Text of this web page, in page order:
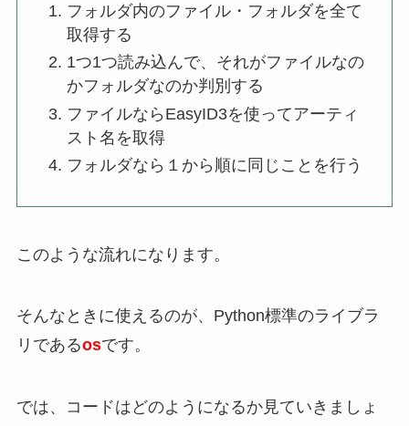
フォルダ内のファイル・フォルダを全て
取得する
1つ1つ読み込んで、それがファイルなの
かフォルダなのか判別する
ファイルならEasyID3を使ってアーティ
スト名を取得
フォルダなら１から順に同じことを行う
このような流れになります。
そんなときに使えるのが、Python標準のライブラ
リであるosです。
では、コードはどのようになるか見ていきましょ